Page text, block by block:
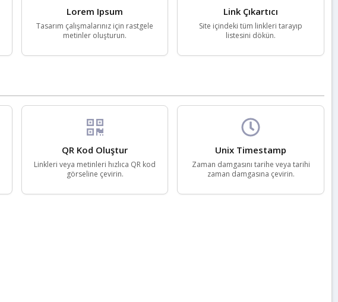
Lorem Ipsum
Tasarım çalışmalarınız için rastgele
metinler oluşturun.
Link Çıkartıcı
Site içindeki tüm linkleri tarayıp
listesini dökün.
QR Kod Oluştur
Linkleri veya metinleri hızlıca QR kod
görseline çevirin.
Unix Timestamp
Zaman damgasını tarihe veya tarihi
zaman damgasına çevirin.